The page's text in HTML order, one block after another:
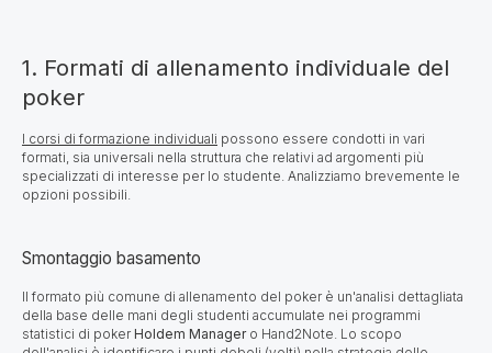
1. Formati di allenamento individuale del
poker
I corsi di formazione individuali possono essere condotti in vari
formati, sia universali nella struttura che relativi ad argomenti più
specializzati di interesse per lo studente. Analizziamo brevemente le
opzioni possibili.
Smontaggio basamento
Il formato più comune di allenamento del poker è un'analisi dettagliata
della base delle mani degli studenti accumulate nei programmi
statistici di poker Holdem Managero Hand2Note. Lo scopo